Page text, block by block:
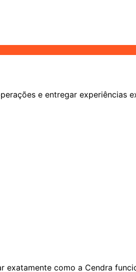
e entregar experiências
exatamente como a Cendra